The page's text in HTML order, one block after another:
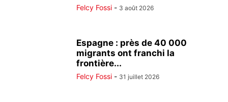
Felcy Fossi - 3 août 2026
Espagne : près de 40 000
migrants ont franchi la
frontière...
Felcy Fossi - 31 juillet 2026